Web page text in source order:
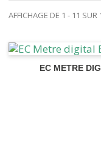
AFFICHAGE DE 1 - 11 SUR
EC METRE